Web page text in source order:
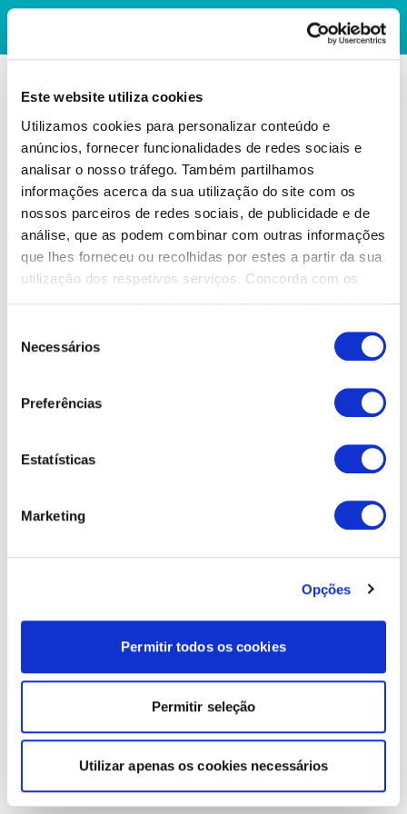
Este website utiliza cookies
Utilizamos cookies para personalizar conteúdo e
anúncios, fornecer funcionalidades de redes sociais e
analisar o nosso tráfego. Também partilhamos
informações acerca da sua utilização do site com os
nossos parceiros de redes sociais, de publicidade e de
análise, que as podem combinar com outras informações
que lhes forneceu ou recolhidas por estes a partir da sua
utilização dos respetivos serviços. Concorda com os
Necessários
Preferências
Estatísticas
Marketing
Opções
Permitir todos os cookies
Permitir seleção
Utilizar apenas os cookies necessários